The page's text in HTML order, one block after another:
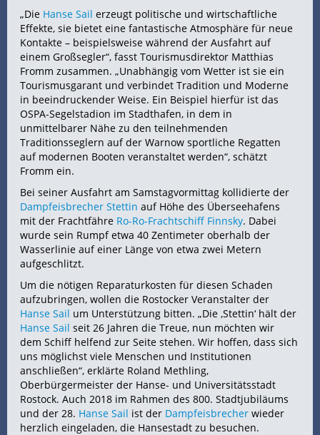
„Die Hanse Sail erzeugt politische und wirtschaftliche
Effekte, sie bietet eine fantastische Atmosphäre für neue
Kontakte – beispielsweise während der Ausfahrt auf
einem Großsegler“, fasst Tourismusdirektor Matthias
Fromm zusammen. „Unabhängig vom Wetter ist sie ein
Tourismusgarant und verbindet Tradition und Moderne
in beeindruckender Weise. Ein Beispiel hierfür ist das
OSPA-Segelstadion im Stadthafen, in dem in
unmittelbarer Nähe zu den teilnehmenden
Traditionsseglern auf der Warnow sportliche Regatten
auf modernen Booten veranstaltet werden“, schätzt
Fromm ein.
Bei seiner Ausfahrt am Samstagvormittag kollidierte der
Dampfeisbrecher Stettin auf Höhe des Überseehafens
mit der Frachtfähre Ro-Ro-Frachtschiff Finnsky. Dabei
wurde sein Rumpf etwa 40 Zentimeter oberhalb der
Wasserlinie auf einer Länge von etwa zwei Metern
aufgeschlitzt.
Um die nötigen Reparaturkosten für diesen Schaden
aufzubringen, wollen die Rostocker Veranstalter der
Hanse Sail um Unterstützung bitten. „Die ‚Stettin‘ hält der
Hanse Sail seit 26 Jahren die Treue, nun möchten wir
dem Schiff helfend zur Seite stehen. Wir hoffen, dass sich
uns möglichst viele Menschen und Institutionen
anschließen“, erklärte Roland Methling,
Oberbürgermeister der Hanse- und Universitätsstadt
Rostock. Auch 2018 im Rahmen des 800. Stadtjubiläums
und der 28. Hanse Sail ist der Dampfeisbrecher wieder
herzlich eingeladen, die Hansestadt zu besuchen.